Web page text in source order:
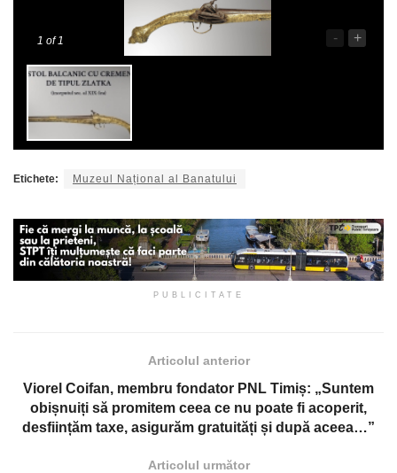
1 of 1 - +
Etichete: Muzeul Național al Banatului
PUBLICITATE
Articolul anterior
Viorel Coifan, membru fondator PNL Timiș: „Suntem
obișnuiți să promitem ceea ce nu poate fi acoperit,
desființăm taxe, asigurăm gratuități și după aceea…”
Articolul următor